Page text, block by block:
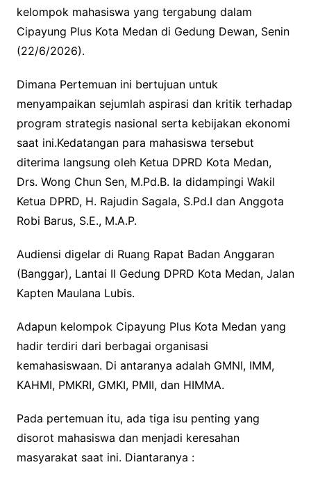
kelompok mahasiswa yang tergabung dalam
Cipayung Plus Kota Medan di Gedung Dewan, Senin
(22/6/2026).
Dimana Pertemuan ini bertujuan untuk
menyampaikan sejumlah aspirasi dan kritik terhadap
program strategis nasional serta kebijakan ekonomi
saat ini.Kedatangan para mahasiswa tersebut
diterima langsung oleh Ketua DPRD Kota Medan,
Drs. Wong Chun Sen, M.Pd.B. Ia didampingi Wakil
Ketua DPRD, H. Rajudin Sagala, S.Pd.I dan Anggota
Robi Barus, S.E., M.A.P.
Audiensi digelar di Ruang Rapat Badan Anggaran
(Banggar), Lantai II Gedung DPRD Kota Medan, Jalan
Kapten Maulana Lubis.
Adapun kelompok Cipayung Plus Kota Medan yang
hadir terdiri dari berbagai organisasi
kemahasiswaan. Di antaranya adalah GMNI, IMM,
KAHMI, PMKRI, GMKI, PMII, dan HIMMA.
Pada pertemuan itu, ada tiga isu penting yang
disorot mahasiswa dan menjadi keresahan
masyarakat saat ini. Diantaranya :